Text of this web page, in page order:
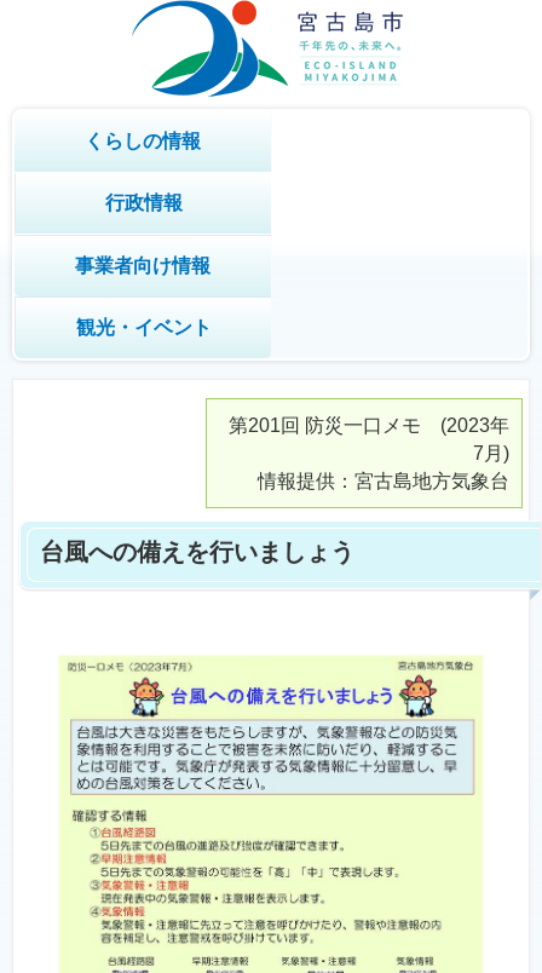
くらしの情報
行政情報
事業者向け情報
観光・イベント
第201回 防災一口メモ (2023年
7月)
情報提供：宮古島地方気象台
台風への備えを行いましょう